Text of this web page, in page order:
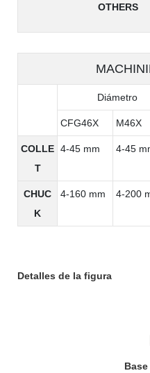
OTHERS
Diámetro
CFG46X M46X
COLLE
T
4-45 mm 4-45
CHUC
K
4-160 mm 4-200
Detalles de la figura